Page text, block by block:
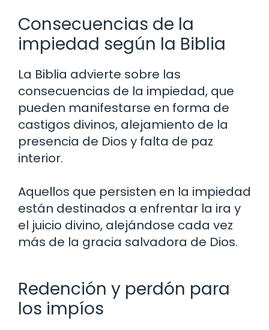
Consecuencias de la
impiedad según la Biblia
La Biblia advierte sobre las
consecuencias de la impiedad, que
pueden manifestarse en forma de
castigos divinos, alejamiento de la
presencia de Dios y falta de paz
interior.
Aquellos que persisten en la impiedad
están destinados a enfrentar la ira y
el juicio divino, alejándose cada vez
más de la gracia salvadora de Dios.
Redención y perdón para
los impíos